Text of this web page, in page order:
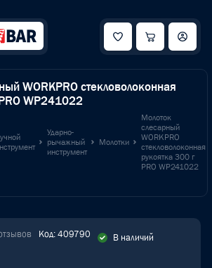
WORKPRO стекловолоконная
WP241022
Ударно-
рычажный
инструмент
Молотки
Молоток
слесарный
WORKPRO
стекловолоконная
рукоятка 300 г
PRO WP241022
Код: 409790 В наличий